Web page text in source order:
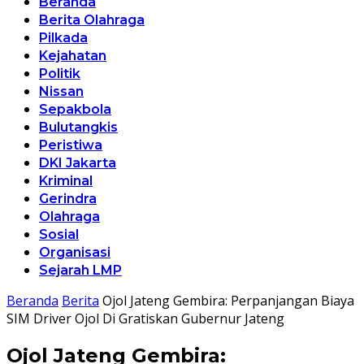
Berita Olahraga
Pilkada
Kejahatan
Politik
Nissan
Sepakbola
Bulutangkis
Peristiwa
DKI Jakarta
Kriminal
Gerindra
Olahraga
Sosial
Organisasi
Sejarah LMP
Beranda Berita Ojol Jateng Gembira: Perpanjangan Biaya
SIM Driver Ojol Di Gratiskan Gubernur Jateng
Ojol Jateng Gembira: